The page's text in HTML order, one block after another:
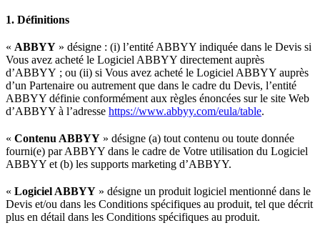
1. Définitions
« ABBYY » désigne : (i) l’entité ABBYY indiquée dans le Devis si
Vous avez acheté le Logiciel ABBYY directement auprès
d’ABBYY ; ou (ii) si Vous avez acheté le Logiciel ABBYY auprès
d’un Partenaire ou autrement que dans le cadre du Devis, l’entité
ABBYY définie conformément aux règles énoncées sur le site Web
d’ABBYY à l’adresse https://www.abbyy.com/eula/table.
« Contenu ABBYY » désigne (a) tout contenu ou toute donnée
fourni(e) par ABBYY dans le cadre de Votre utilisation du Logiciel
ABBYY et (b) les supports marketing d’ABBYY.
« Logiciel ABBYY » désigne un produit logiciel mentionné dans le
Devis et/ou dans les Conditions spécifiques au produit, tel que décrit
plus en détail dans les Conditions spécifiques au produit.